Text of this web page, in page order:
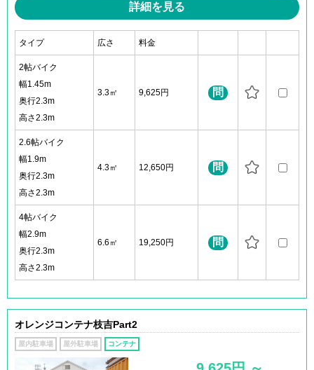
詳細を見る
タイプ 広さ 料金
2帖バイク
幅1.45m
奥行2.3m
高さ2.3m
3.3㎡ 9,625円 問
2.6帖バイク
幅1.9m
奥行2.3m
高さ2.3m
4.3㎡ 12,650円 問
4帖バイク
幅2.9m
奥行2.3m
高さ2.3m
6.6㎡ 19,250円 問
オレンジコンテナ枝吉Part2
屋内駐車場 屋外駐車場 コンテナ